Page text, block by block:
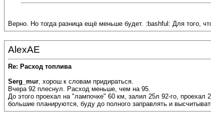
Верно. Но тогда разница ещё меньше будет. :bashful: Для того,
AlexAE
Re: Расход топлива
Serg_mur, хорош к словам придираться.
Вчера 92 плеснул. Расход меньше, чем на 95.
До этого проехал на "лампочке" 60 км, залил 25л 92-го,
большие планируются, буду до полного заправлять и